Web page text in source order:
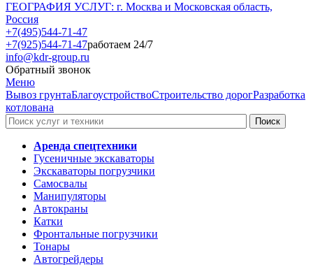
ГЕОГРАФИЯ УСЛУГ: г. Москва и Московская область,
Россия
+7(495)544-71-47
+7(925)544-71-47работаем 24/7
info@kdr-group.ru
Обратный звонок
Меню
Вывоз грунтаБлагоустройствоСтроительство дорогРазработка
котлована
Аренда спецтехники
Гусеничные экскаваторы
Экскаваторы погрузчики
Самосвалы
Манипуляторы
Автокраны
Катки
Фронтальные погрузчики
Тонары
Автогрейдеры